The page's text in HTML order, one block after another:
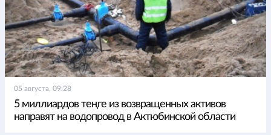
05 августа, 09:28
5 миллиардов теңге из возвращенных активов
направят на водопровод в Актюбинской области